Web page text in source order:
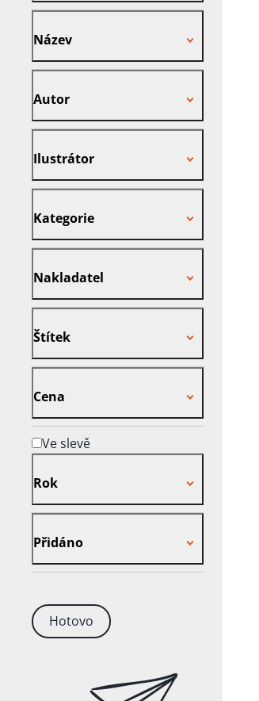
Název
Autor
Ilustrátor
Kategorie
Nakladatel
Štítek
Cena
Ve slevě
Rok
Přidáno
Hotovo